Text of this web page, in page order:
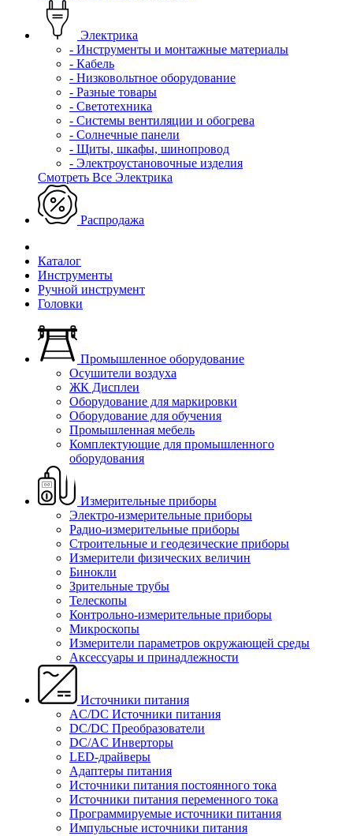
Электрика
- Инструменты и монтажные материалы
- Кабель
- Низковольтное оборудование
- Разные товары
- Светотехника
- Системы вентиляции и обогрева
- Солнечные панели
- Щиты, шкафы, шинопровод
- Электроустановочные изделия
Смотреть Все Электрика
Распродажа
Каталог
Инструменты
Ручной инструмент
Головки
Промышленное оборудование
Осушители воздуха
ЖК Дисплеи
Оборудование для маркировки
Оборудование для обучения
Промышленная мебель
Комплектующие для промышленного
оборудования
Измерительные приборы
Электро-измерительные приборы
Радио-измерительные приборы
Строительные и геодезические приборы
Измерители физических величин
Бинокли
Зрительные трубы
Телескопы
Контрольно-измерительные приборы
Микроскопы
Измерители параметров окружающей среды
Аксессуары и принадлежности
Источники питания
AC/DC Источники питания
DC/DC Преобразователи
DC/AC Инверторы
LED-драйверы
Адаптеры питания
Источники питания постоянного тока
Источники питания переменного тока
Программируемые источники питания
Импульсные источники питания